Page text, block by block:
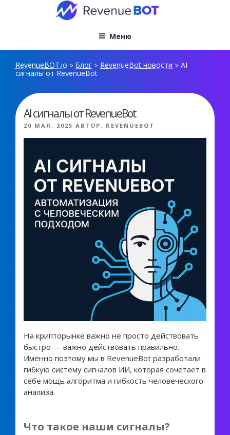
Меню
RevenueBOT.io > Блог > RevenueBot новости > AI
сигналы от RevenueBot
AI сигналы от RevenueBot
ОПУБЛИКОВАНО
20 МАЯ, 2025 АВТОР: REVENUEBOT
На крипторынке важно не просто действовать
быстро — важно действовать правильно.
Именно поэтому мы в RevenueBot разработали
гибкую систему сигналов ИИ, которая сочетает в
себе мощь алгоритма и гибкость человеческого
анализа.
Что такое наши сигналы?